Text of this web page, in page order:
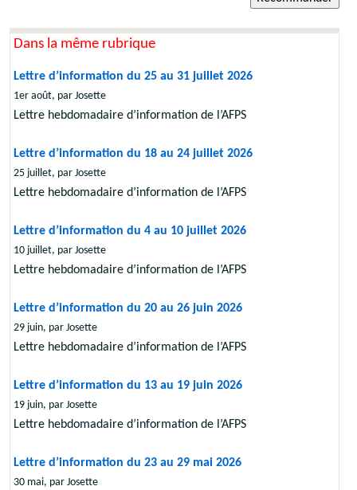
Dans la même rubrique
Lettre d’information du 25 au 31 juillet 2026
1er août, par Josette
Lettre hebdomadaire d’information de l’AFPS
Lettre d’information du 18 au 24 juillet 2026
25 juillet, par Josette
Lettre hebdomadaire d’information de l’AFPS
Lettre d’information du 4 au 10 juillet 2026
10 juillet, par Josette
Lettre hebdomadaire d’information de l’AFPS
Lettre d’information du 20 au 26 juin 2026
29 juin, par Josette
Lettre hebdomadaire d’information de l’AFPS
Lettre d’information du 13 au 19 juin 2026
19 juin, par Josette
Lettre hebdomadaire d’information de l’AFPS
Lettre d’information du 23 au 29 mai 2026
30 mai, par Josette